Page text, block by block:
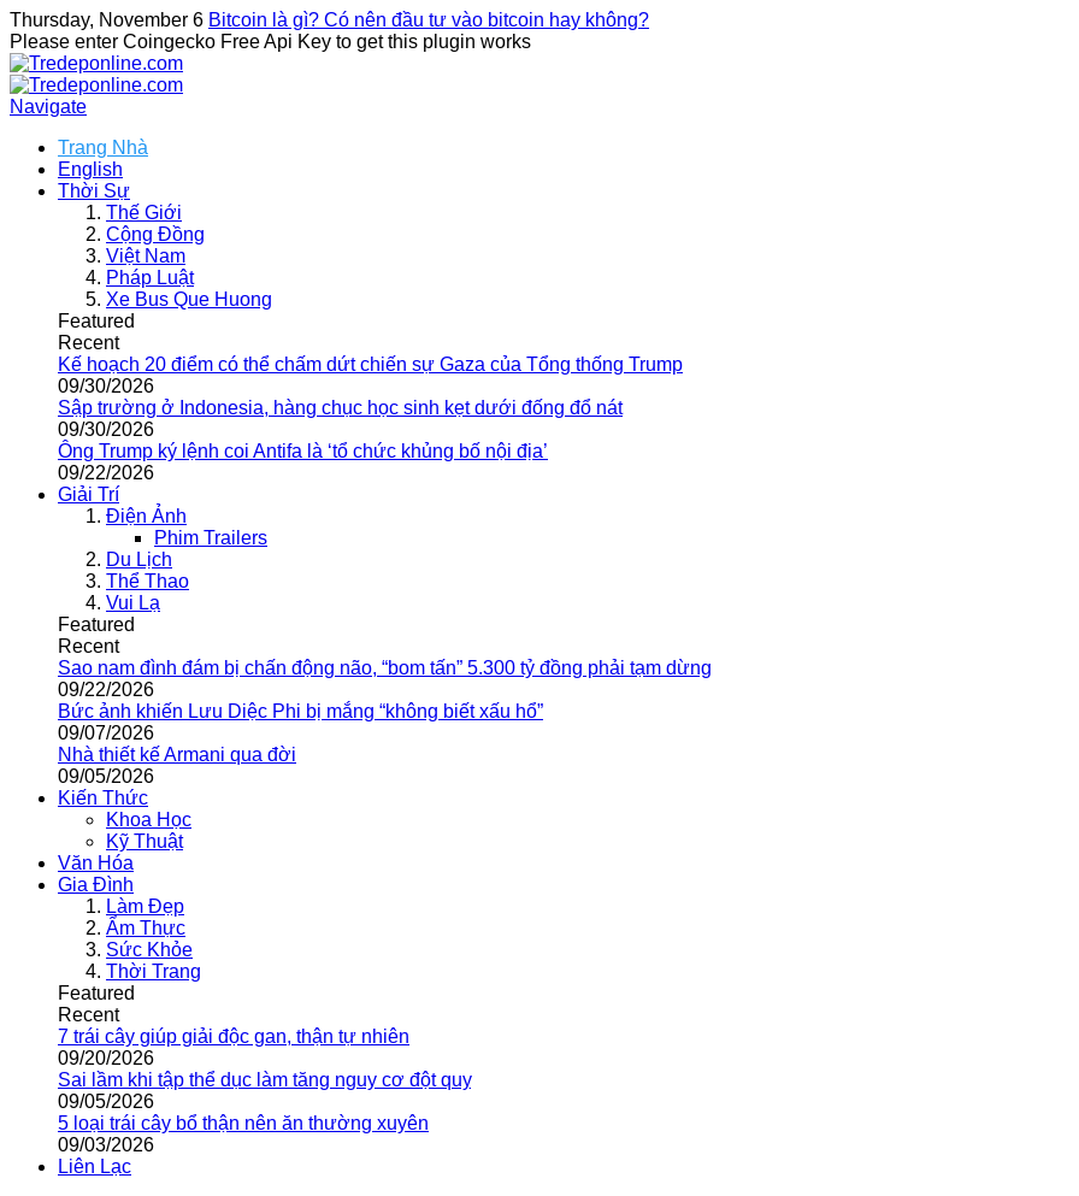
Thursday, November 6 Bitcoin là gì? Có nên đầu tư vào bitcoin hay không?
Please enter Coingecko Free Api Key to get this plugin works
Navigate
Trang Nhà
English
Thời Sự
Thế Giới
Cộng Đồng
Việt Nam
Pháp Luật
Xe Bus Que Huong
Featured
Recent
Kế hoạch 20 điểm có thể chấm dứt chiến sự Gaza của Tổng thống Trump
09/30/2026
Sập trường ở Indonesia, hàng chục học sinh kẹt dưới đống đổ nát
09/30/2026
Ông Trump ký lệnh coi Antifa là ‘tổ chức khủng bố nội địa’
09/22/2026
Giải Trí
Điện Ảnh
Phim Trailers
Du Lịch
Thể Thao
Vui Lạ
Featured
Recent
Sao nam đình đám bị chấn động não, “bom tấn” 5.300 tỷ đồng phải tạm dừng
09/22/2026
Bức ảnh khiến Lưu Diệc Phi bị mắng “không biết xấu hổ”
09/07/2026
Nhà thiết kế Armani qua đời
09/05/2026
Kiến Thức
Khoa Học
Kỹ Thuật
Văn Hóa
Gia Đình
Làm Đẹp
Ẩm Thực
Sức Khỏe
Thời Trang
Featured
Recent
7 trái cây giúp giải độc gan, thận tự nhiên
09/20/2026
Sai lầm khi tập thể dục làm tăng nguy cơ đột quỵ
09/05/2026
5 loại trái cây bổ thận nên ăn thường xuyên
09/03/2026
Liên Lạc